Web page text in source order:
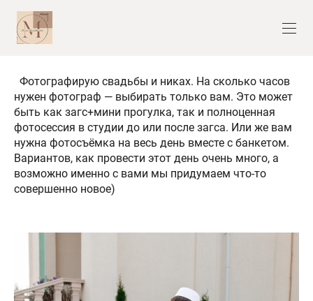
Фотографирую свадьбы и никах. На сколько часов
нужен фотограф — выбирать только вам. Это может
быть как загс+мини прогулка, так и полноценная
фотосессия в студии до или после загса. Или же вам
нужна фотосъёмка на весь день вместе с банкетом.
Вариантов, как провести этот день очень много, а
возможно именно с вами мы придумаем что-то
совершенно новое)